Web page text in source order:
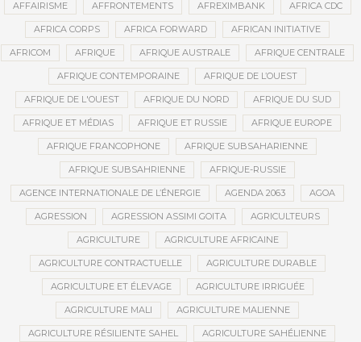
AFFAIRISME AFFRONTEMENTS AFREXIMBANK AFRICA CDC
AFRICA CORPS AFRICA FORWARD AFRICAN INITIATIVE
AFRICOM AFRIQUE AFRIQUE AUSTRALE AFRIQUE CENTRALE
AFRIQUE CONTEMPORAINE AFRIQUE DE L’OUEST
AFRIQUE DE L'OUEST AFRIQUE DU NORD AFRIQUE DU SUD
AFRIQUE ET MÉDIAS AFRIQUE ET RUSSIE AFRIQUE EUROPE
AFRIQUE FRANCOPHONE AFRIQUE SUBSAHARIENNE
AFRIQUE SUBSAHRIENNE AFRIQUE-RUSSIE
AGENCE INTERNATIONALE DE L’ÉNERGIE AGENDA 2063 AGOA
AGRESSION AGRESSION ASSIMI GOITA AGRICULTEURS
AGRICULTURE AGRICULTURE AFRICAINE
AGRICULTURE CONTRACTUELLE AGRICULTURE DURABLE
AGRICULTURE ET ÉLEVAGE AGRICULTURE IRRIGUÉE
AGRICULTURE MALI AGRICULTURE MALIENNE
AGRICULTURE RÉSILIENTE SAHEL AGRICULTURE SAHÉLIENNE